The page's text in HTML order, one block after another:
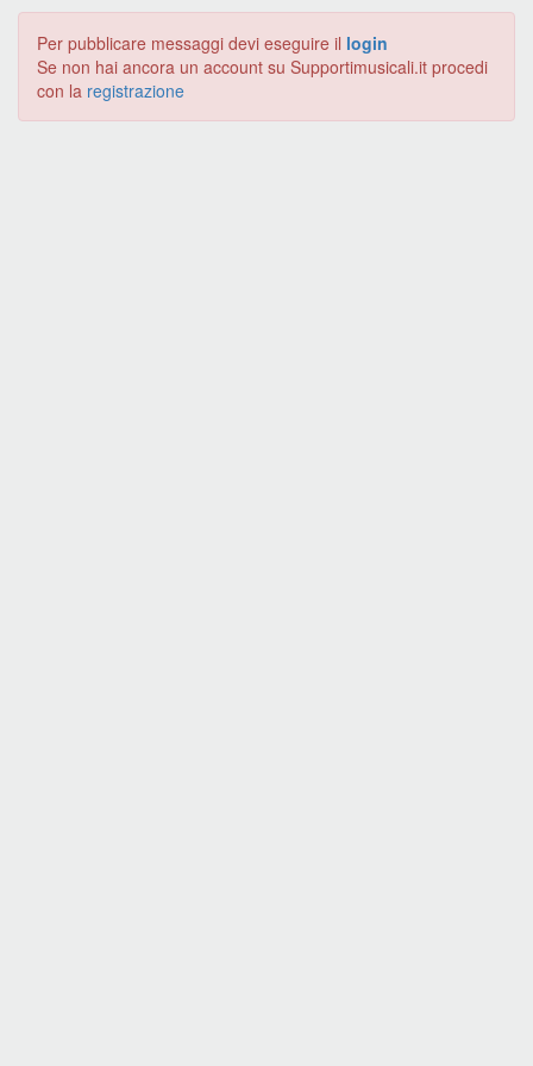
Per pubblicare messaggi devi eseguire il login
Se non hai ancora un account su Supportimusicali.it procedi
con la registrazione